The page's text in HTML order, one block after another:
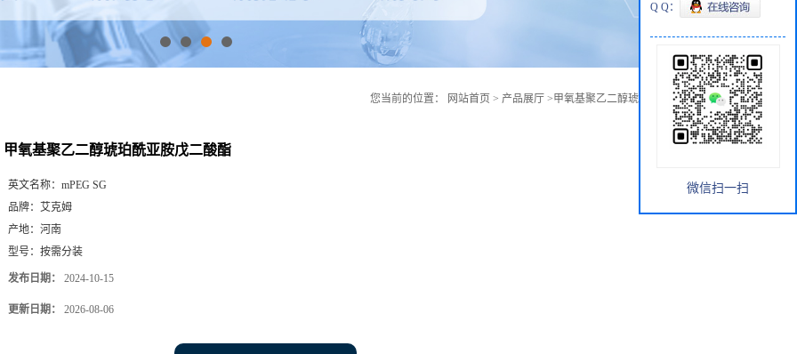
您当前的位置： 网站首页 > 产品展厅 >甲氧基聚乙二醇琥珀酰亚胺戊二酸酯
甲氧基聚乙二醇琥珀酰亚胺戊二酸酯
英文名称： mPEG SG
品牌： 艾克姆
产地： 河南
型号： 按需分装
发布日期： 2024-10-15
更新日期： 2026-08-06
Q Q：
微信扫一扫